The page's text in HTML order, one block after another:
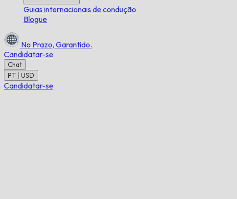
Guias internacionais de condução
Blogue
No Prazo, Garantido.
Candidatar-se
Chat
PT | USD
Candidatar-se